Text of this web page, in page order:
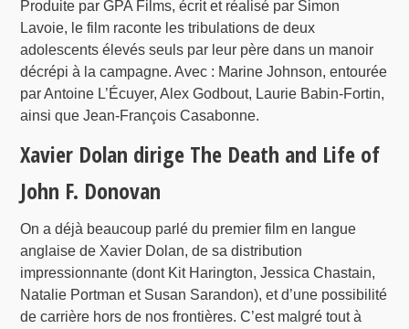
Produite par GPA Films, écrit et réalisé par Simon
Lavoie, le film raconte les tribulations de deux
adolescents élevés seuls par leur père dans un manoir
décrépi à la campagne. Avec : Marine Johnson, entourée
par Antoine L’Écuyer, Alex Godbout, Laurie Babin-Fortin,
ainsi que Jean-François Casabonne.
Xavier Dolan dirige The Death and Life of
John F. Donovan
On a déjà beaucoup parlé du premier film en langue
anglaise de Xavier Dolan, de sa distribution
impressionnante (dont Kit Harington, Jessica Chastain,
Natalie Portman et Susan Sarandon), et d’une possibilité
de carrière hors de nos frontières. C’est malgré tout à